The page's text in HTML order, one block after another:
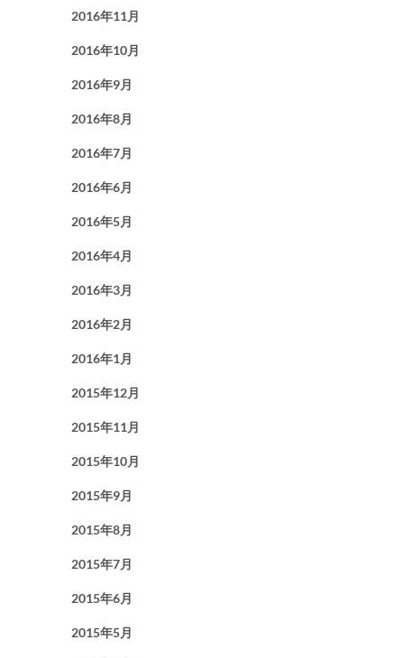
2016年11月
2016年10月
2016年9月
2016年8月
2016年7月
2016年6月
2016年5月
2016年4月
2016年3月
2016年2月
2016年1月
2015年12月
2015年11月
2015年10月
2015年9月
2015年8月
2015年7月
2015年6月
2015年5月